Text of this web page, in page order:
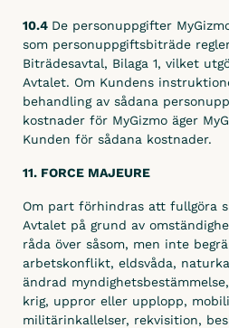
10.4 De personuppgifter
som personuppgiftsbiträde
Biträdesavtal, Bilaga 1, vilket
Avtalet. Om Kundens
behandling av sådana
kostnader för MyGizmo äger
Kunden för sådana kostnader.
11. FORCE MAJEURE
Om part förhindras att fullgöra
Avtalet på grund av
råda över såsom, men inte
arbetskonflikt, eldsvåda,
ändrad
krig, uppror eller upplopp,
militärinkallelser, rekvisition,